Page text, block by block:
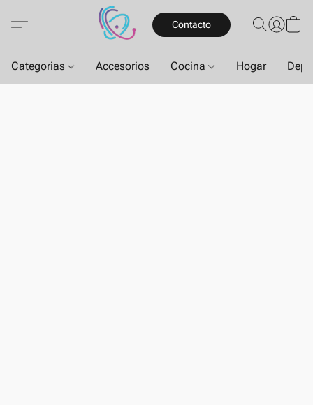
Contacto
Categorias Accesorios Cocina Hogar